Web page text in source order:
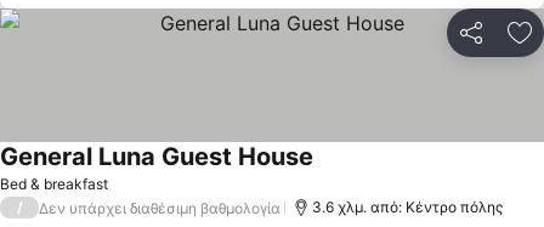
Bed & breakfast
General Luna Guest House
/ Δεν υπάρχει διαθέσιμη βαθμολογία 3.6 χλμ. από: Κέντρο πόλης